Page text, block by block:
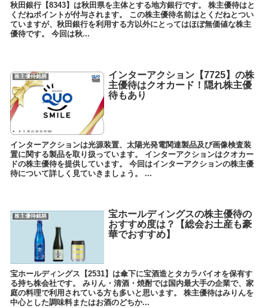
秋田銀行【8343】は秋田県を主体とする地方銀行です。 株主優待はと
くだねポイントが付与されます。 この株主優待名前はとくだねとつい
ていますが、秋田銀行を利用する方以外にとってはほぼ無価値な株主
優待です。 今回は秋...
株主優待銘柄
インターアクション【7725】の株
主優待はクオカード！隠れ株主優
待もあり
インターアクションは光源装置、太陽光発電関連製品及び画像検査装
置に関する製品を取り扱っています。 インターアクションはクオカー
ドの株主優待を提供しています。 今回はインターアクションの株主優
待について詳しく見ていきましょう。 ...
株主優待銘柄
宝ホールディングスの株主優待の
おすすめ度は？【総会お土産も豪
華でおすすめ】
宝ホールディングス【2531】は傘下に宝酒造とタカラバイオを保有す
る持ち株会社です。 みりん・清酒・焼酎では国内最大手の企業で、家
庭の料理で利用されている方も多いと思います。 株主優待はみりんを
中心とした調味料またはお酒のどちか...